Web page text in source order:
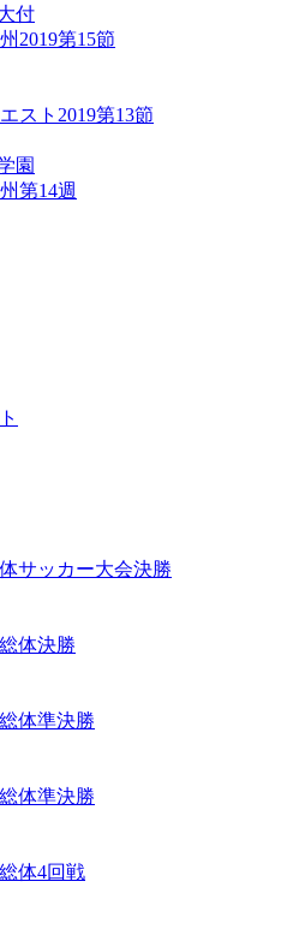
付
2019第15節
スト2019第13節
園
第14週
サッカー大会決勝
体決勝
体準決勝
体準決勝
体4回戦